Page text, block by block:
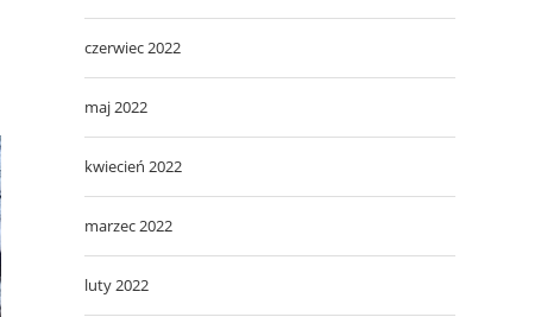
czerwiec 2022
maj 2022
kwiecień 2022
marzec 2022
luty 2022